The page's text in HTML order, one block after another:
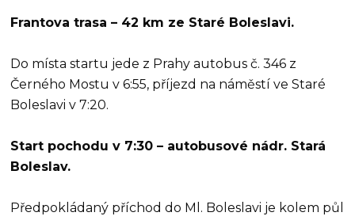
Frantova trasa – 42 km ze Staré Boleslavi.
Do místa startu jede z Prahy autobus č. 346 z
Černého Mostu v 6:55, příjezd na náměstí ve Staré
Boleslavi v 7:20.
Start pochodu v 7:30 – autobusové nádr. Stará
Boleslav.
Předpokládaný příchod do Ml. Boleslavi je kolem půl